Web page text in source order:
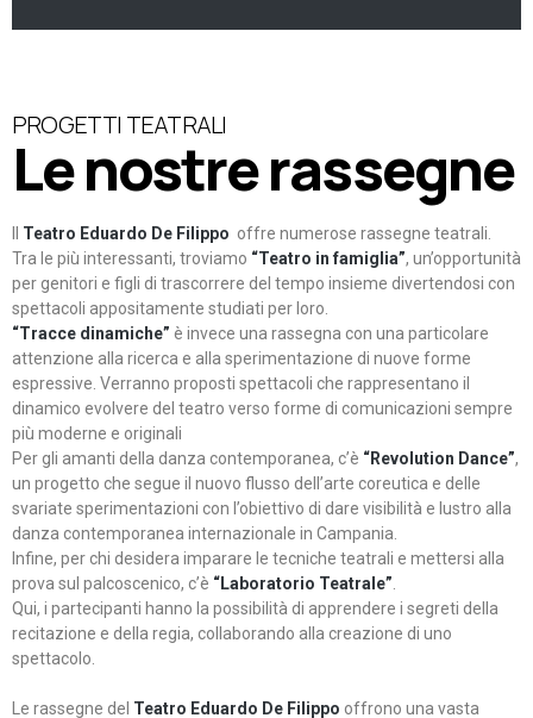
PROGETTI TEATRALI
Le nostre rassegne
Teatro Eduardo De Filippo offre numerose rassegne teatrali.
Tra le più interessanti, troviamo “Teatro in famiglia”, un’opportunità
per genitori e figli di trascorrere del tempo insieme divertendosi con
spettacoli appositamente studiati per loro.
“Tracce dinamiche” è invece una rassegna con una particolare
attenzione alla ricerca e alla sperimentazione di nuove forme
espressive. Verranno proposti spettacoli che rappresentano il
dinamico evolvere del teatro verso forme di comunicazioni sempre
più moderne e originali
Per gli amanti della danza contemporanea, c’è “Revolution Dance”,
un progetto che segue il nuovo flusso dell’arte coreutica e delle
svariate sperimentazioni con l’obiettivo di dare visibilità e lustro alla
danza contemporanea internazionale in Campania.
Infine, per chi desidera imparare le tecniche teatrali e mettersi alla
prova sul palcoscenico, c’è “Laboratorio Teatrale”
Qui, i partecipanti hanno la possibilità di apprendere i segreti della
recitazione e della regia, collaborando alla creazione di uno
spettacolo.
Le rassegne del Teatro Eduardo De Filippo offrono una vasta